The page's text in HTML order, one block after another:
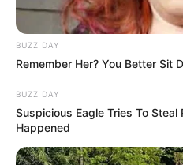
BUZZ DAY
Remember Her? You Better Sit
BUZZ DAY
Suspicious Eagle Tries To
Happened